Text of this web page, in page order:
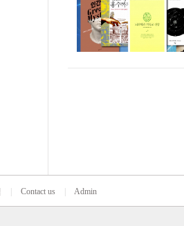
Contact us Admin